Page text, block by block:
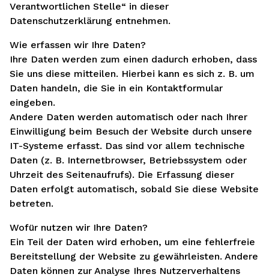
Verantwortlichen Stelle“ in dieser
Datenschutzerklärung entnehmen.
Wie erfassen wir Ihre Daten?
Ihre Daten werden zum einen dadurch erhoben, dass
Sie uns diese mitteilen. Hierbei kann es sich z. B. um
Daten handeln, die Sie in ein Kontaktformular
eingeben.
Andere Daten werden automatisch oder nach Ihrer
Einwilligung beim Besuch der Website durch unsere
IT-Systeme erfasst. Das sind vor allem technische
Daten (z. B. Internetbrowser, Betriebssystem oder
Uhrzeit des Seitenaufrufs). Die Erfassung dieser
Daten erfolgt automatisch, sobald Sie diese Website
betreten.
Wofür nutzen wir Ihre Daten?
Ein Teil der Daten wird erhoben, um eine fehlerfreie
Bereitstellung der Website zu gewährleisten. Andere
Daten können zur Analyse Ihres Nutzerverhaltens